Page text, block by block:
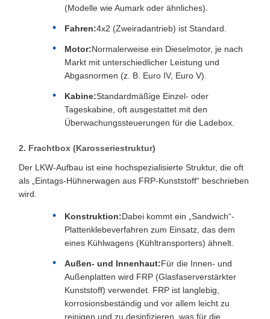
(Modelle wie Aumark oder ähnliches).
Fahren:4x2 (Zweiradantrieb) ist Standard.
Motor:Normalerweise ein Dieselmotor, je nach
Markt mit unterschiedlicher Leistung und
Abgasnormen (z. B. Euro IV, Euro V).
Kabine:Standardmäßige Einzel- oder
Tageskabine, oft ausgestattet mit den
Überwachungssteuerungen für die Ladebox.
2. Frachtbox (Karosseriestruktur)
Der LKW-Aufbau ist eine hochspezialisierte Struktur, die oft
als „Eintags-Hühnerwagen aus FRP-Kunststoff“ beschrieben
wird.
Konstruktion:Dabei kommt ein „Sandwich“-
Plattenklebeverfahren zum Einsatz, das dem
eines Kühlwagens (Kühltransporters) ähnelt.
Außen- und Innenhaut:Für die Innen- und
Außenplatten wird FRP (Glasfaserverstärkter
Kunststoff) verwendet. FRP ist langlebig,
korrosionsbeständig und vor allem leicht zu
reinigen und zu desinfizieren, was für die